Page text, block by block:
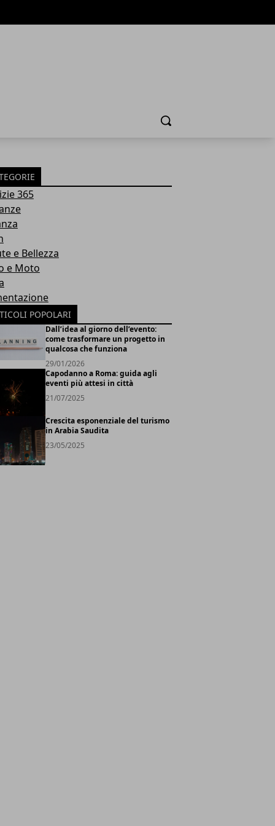
Cerca
365
e Bellezza
e Moto
POPOLARI
Dall’idea al giorno dell’evento:
come trasformare un progetto in
qualcosa che funziona
29/01/2026
Capodanno a Roma: guida agli
eventi più attesi in città
21/07/2025
Crescita esponenziale del turismo
in Arabia Saudita
23/05/2025